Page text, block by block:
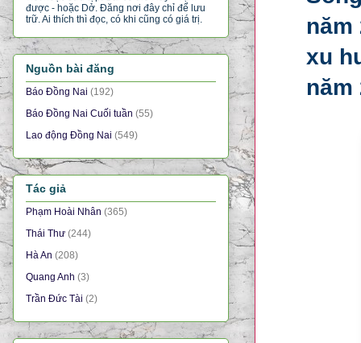
năm
xu
năm
được - hoặc Dở. Đăng nơi đây chỉ để lưu
trữ. Ai thích thì đọc, có khi cũng có giá trị.
Nguồn bài đăng
Báo Đồng Nai (192)
Báo Đồng Nai Cuối tuần (55)
Lao động Đồng Nai (549)
Tác giả
Phạm Hoài Nhân (365)
Thái Thư (244)
Hà An (208)
Quang Anh (3)
Trần Đức Tài (2)